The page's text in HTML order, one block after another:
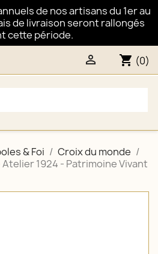
de nos artisans du 1er au
de livraison seront rallongés
cette période.
shopping_cart (0)

& Foi
Croix du monde
1924 - Patrimoine Vivant